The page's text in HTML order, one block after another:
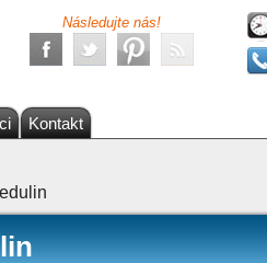
Následujte nás!
Kontakt